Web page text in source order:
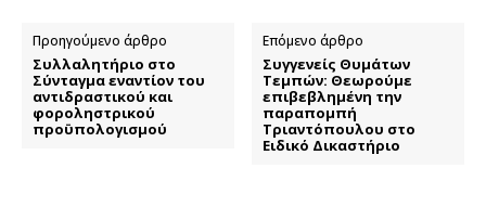
Προηγούμενο άρθρο
Συλλαλητήριο στο
Σύνταγμα εναντίον του
αντιδραστικού και
φοροληστρικού
προϋπολογισμού
Επόμενο άρθρο
Συγγενείς Θυμάτων
Τεμπών: Θεωρούμε
επιβεβλημένη την
παραπομπή
Τριαντόπουλου στο
Ειδικό Δικαστήριο